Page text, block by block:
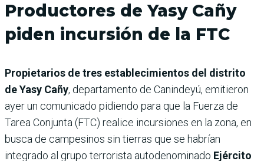
Productores de Yasy Cañy
piden incursión de la FTC
Propietarios de tres establecimientos del distrito
de Yasy Cañy, departamento de Canindeyú, emitieron
ayer un comunicado pidiendo para que la Fuerza de
Tarea Conjunta (FTC) realice incursiones en la zona, en
busca de campesinos sin tierras que se habrían
integrado al grupo terrorista autodenominado Ejército